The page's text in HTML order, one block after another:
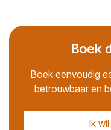
Boek
Boek eenvoudig
betrouwbaar en
Ik